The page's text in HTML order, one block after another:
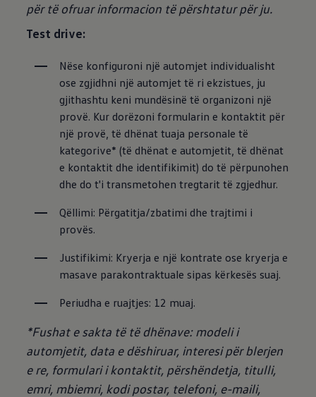
për të ofruar informacion të përshtatur për ju.
Test drive:
Nëse konfiguroni një automjet individualisht
ose zgjidhni një automjet të ri ekzistues, ju
gjithashtu keni mundësinë të organizoni një
provë. Kur dorëzoni formularin e kontaktit për
një provë, të dhënat tuaja personale të
kategorive* (të dhënat e automjetit, të dhënat
e kontaktit dhe identifikimit) do të përpunohen
dhe do t'i transmetohen tregtarit të zgjedhur.
Qëllimi: Përgatitja/zbatimi dhe trajtimi i
provës.
Justifikimi: Kryerja e një kontrate ose kryerja e
masave parakontraktuale sipas kërkesës suaj.
Periudha e ruajtjes: 12 muaj.
*Fushat e sakta të të dhënave: modeli i
automjetit, data e dëshiruar, interesi për blerjen
e re, formulari i kontaktit, përshëndetja, titulli,
emri, mbiemri, kodi postar, telefoni, e-maili,